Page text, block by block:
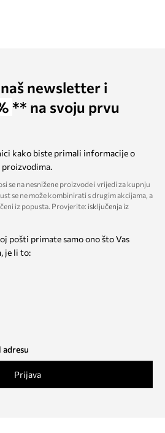
newsletter i
** na svoju prvu
kako biste primali informacije o
se na nesnižene proizvode i vrijedi za kupnju
se ne može kombinirati s drugim akcijama, a
iz popusta. Provjerite: isključenja iz
pošti primate samo ono što Vas
je li to:
Prijava